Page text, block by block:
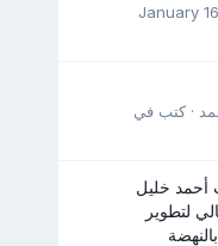
January
· كتب في
أحمد خليل
لتطوير